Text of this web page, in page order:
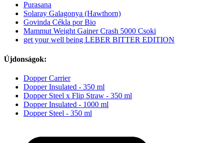
Purasana
Solaray Galagonya (Hawthorn)
Govinda Cékla por Bio
Mammut Weight Gainer Crash 5000 Csoki
get your well being LEBER BITTER EDITION
Újdonságok:
Dopper Carrier
Dopper Insulated - 350 ml
Dopper Steel x Flip Straw - 350 ml
Dopper Insulated - 1000 ml
Dopper Steel - 350 ml